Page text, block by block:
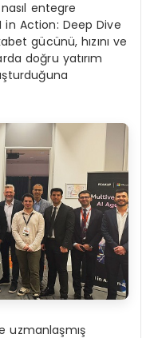
entegre
in Action: Deep Dive
gücünü, hızını ve
doğru yatırım
uzmanlaşmış